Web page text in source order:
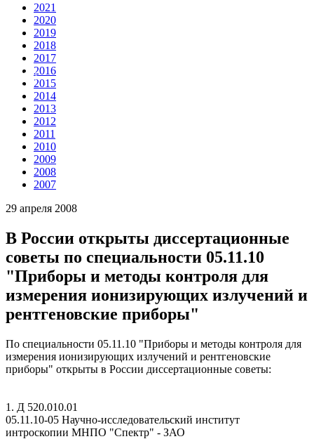
2021
2020
2019
2018
2017
2016
2015
2014
2013
2012
2011
2010
2009
2008
2007
29 апреля 2008
В России открыты диссертационные
советы по специальности 05.11.10
"Приборы и методы контроля для
измерения ионизирующих излучений и
рентгеновские приборы"
По специальности 05.11.10 "Приборы и методы контроля для
измерения ионизирующих излучений и рентгеновские
приборы" открыты в России диссертационные советы:
1. Д 520.010.01
05.11.10-05 Научно-исследовательский институт
интроскопии МНПО "Спектр" - ЗАО